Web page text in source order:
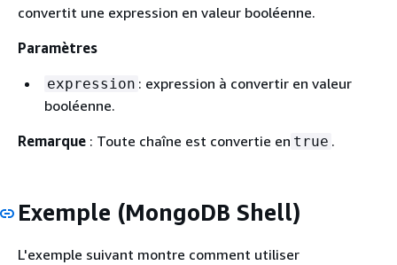
convertit une expression en valeur booléenne.
Paramètres
expression : expression à convertir en valeur
booléenne.
Remarque : Toute chaîne est convertie en true .
Exemple (MongoDB Shell)
L'exemple suivant montre comment utiliser